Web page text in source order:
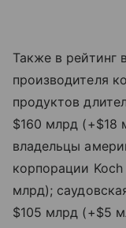
Также в рейтинг
производителя
продуктов
$160 млрд (+$18
владельцы
корпорации
млрд);
$105 млрд (+$5